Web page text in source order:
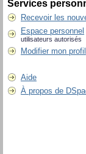
Services
Recevoir les
Espace personnel
utilisateurs autorisés
Modifier mon profil
Aide
À propos de